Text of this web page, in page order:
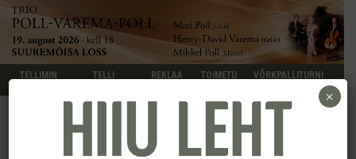
TELLIMIN
TELLI
REKLAA
TOIMETU
VÕRKPALLITURNI
×